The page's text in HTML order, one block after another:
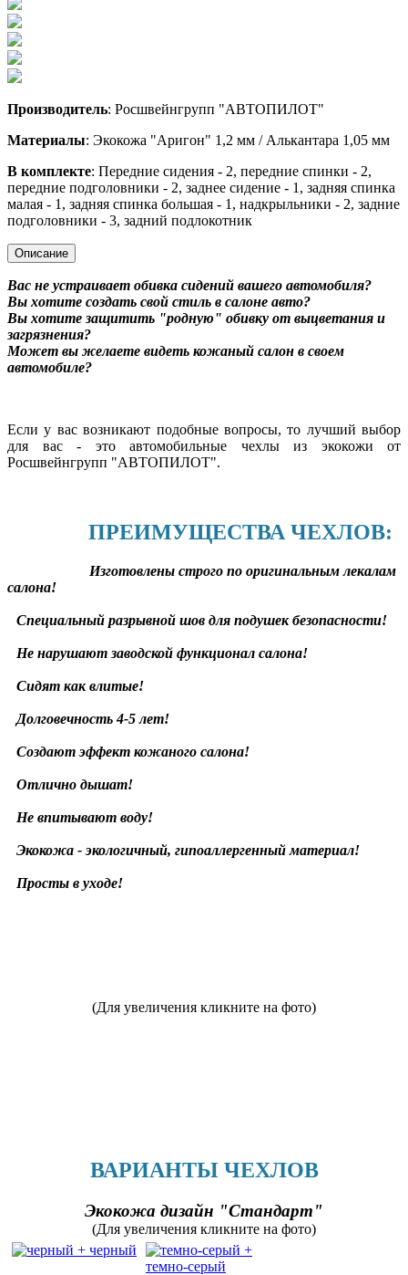
Производитель: Росшвейнгрупп "АВТОПИЛОТ"
Материалы: Экокожа "Аригон" 1,2 мм / Алькантара 1,05 мм
В комплекте: Передние сидения - 2, передние спинки - 2,
передние подголовники - 2, заднее сидение - 1, задняя спинка
малая - 1, задняя спинка большая - 1, надкрыльники - 2, задние
подголовники - 3, задний подлокотник
Описание
Вас не устраивает обивка сидений вашего автомобиля?
Вы хотите создать свой стиль в салоне авто?
Вы хотите защитить "родную" обивку от выцветания и
загрязнения?
Может вы желаете видеть кожаный салон в своем
автомобиле?
Если у вас возникают подобные вопросы, то лучший выбор
для вас - это автомобильные чехлы из экокожи от
Росшвейнгрупп "АВТОПИЛОТ".
ПРЕИМУЩЕСТВА ЧЕХЛОВ:
Изготовлены строго по оригинальным лекалам
салона!
Специальный разрывной шов для подушек безопасности!
Не нарушают заводской функционал салона!
Сидят как влитые!
Долговечность 4-5 лет!
Создают эффект кожаного салона!
Отлично дышат!
Не впитывают воду!
Экокожа - экологичный, гипоаллергенный материал!
Просты в уходе!
(Для увеличения кликните на фото)
ВАРИАНТЫ ЧЕХЛОВ
Экокожа дизайн "Стандарт"
(Для увеличения кликните на фото)